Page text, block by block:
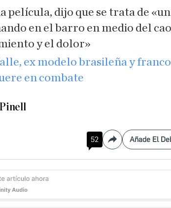
película, dijo que se trata de
en el barro en medio del
y el dolor»
ex modelo brasileña y
en combate
52 Compartir
Añade El